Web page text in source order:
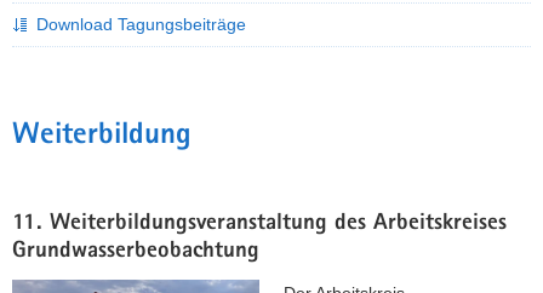
a
a
o
n
Download Tagungsbeiträge
Weiterbildung
11. Weiterbildungsveranstaltung des Arbeitskreises
Grundwasserbeobachtung